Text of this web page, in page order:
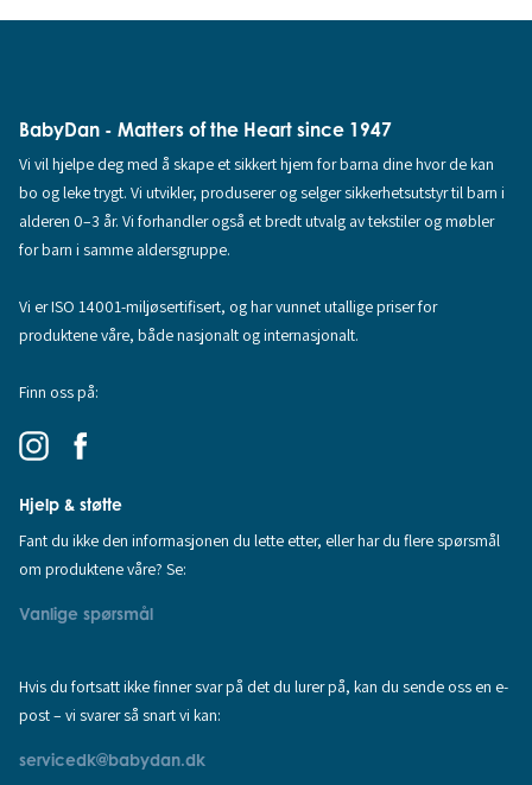
BabyDan - Matters of the Heart since 1947
Vi vil hjelpe deg med å skape et sikkert hjem for barna dine hvor de kan
bo og leke trygt. Vi utvikler, produserer og selger sikkerhetsutstyr til barn i
alderen 0–3 år. Vi forhandler også et bredt utvalg av tekstiler og møbler
for barn i samme aldersgruppe.
Vi er ISO 14001-miljøsertifisert, og har vunnet utallige priser for
produktene våre, både nasjonalt og internasjonalt.
Finn oss på:
Hjelp & støtte
Fant du ikke den informasjonen du lette etter, eller har du flere spørsmål
om produktene våre? Se:
Vanlige spørsmål
Hvis du fortsatt ikke finner svar på det du lurer på, kan du sende oss en e-
post – vi svarer så snart vi kan:
servicedk@babydan.dk